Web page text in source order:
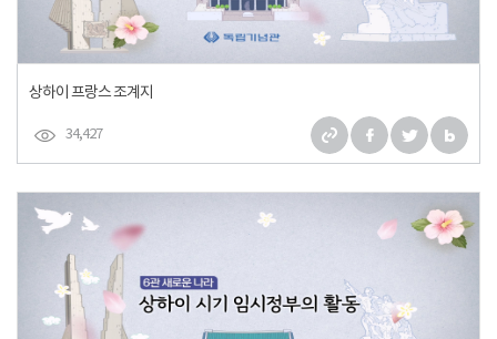
상하이 프랑스 조계지
34,427